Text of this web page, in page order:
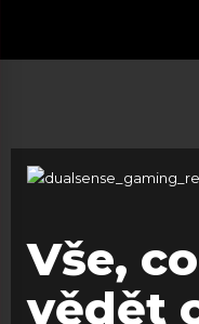
Vše,
vědět